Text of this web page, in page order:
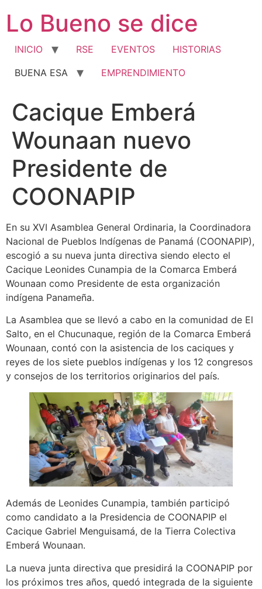
contenido
Lo Bueno se dice
INICIO RSE EVENTOS
HISTORIAS
BUENA ESA
EMPRENDIMIENTO
Cacique Emberá
Wounaan nuevo
Presidente de
COONAPIP
En su XVI Asamblea General Ordinaria, la Coordinadora
Nacional de Pueblos Indígenas de Panamá (COONAPIP),
escogió a su nueva junta directiva siendo electo el
Cacique Leonides Cunampia de la Comarca Emberá
Wounaan como Presidente de esta organización
indígena Panameña.
La Asamblea que se llevó a cabo en la comunidad de El
Salto, en el Chucunaque, región de la Comarca Emberá
Wounaan, contó con la asistencia de los caciques y
reyes de los siete pueblos indígenas y los 12 congresos
y consejos de los territorios originarios del país.
Además de Leonides Cunampia, también participó
como candidato a la Presidencia de COONAPIP el
Cacique Gabriel Menguisamá, de la Tierra Colectiva
Emberá Wounaan.
La nueva junta directiva que presidirá la COONAPIP por
los próximos tres años, quedó integrada de la siguiente